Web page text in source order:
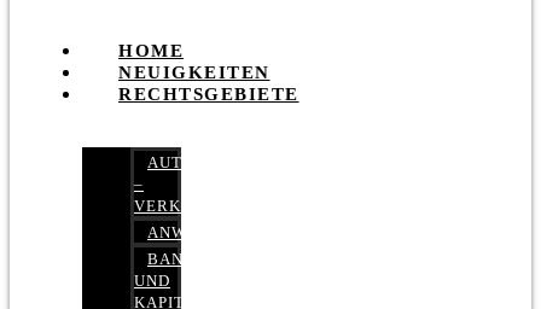
HOME
NEUIGKEITEN
RECHTSGEBIETE
AUTOBETRUG
–
VERKEHRSRECHT
ANWALTSHAFTUNGSRECHT
BANK-
UND
KAPITALMARKTRECHT